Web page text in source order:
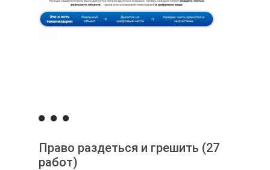
Право раздеться и грешить (27
работ)